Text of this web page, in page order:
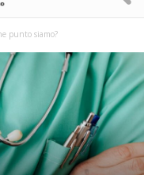
punto siamo?